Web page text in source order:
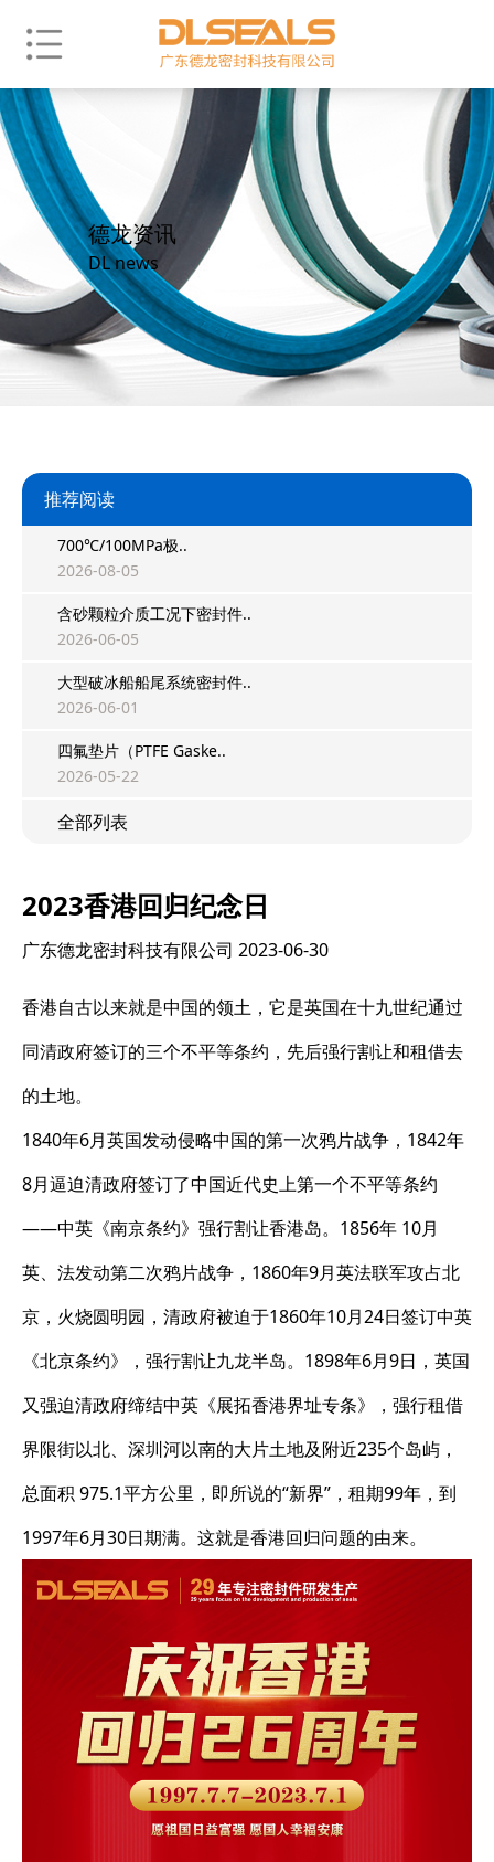
德龙资讯
DL news
推荐阅读
700℃/100MPa极..
2026-08-05
含砂颗粒介质工况下密封件..
2026-06-05
大型破冰船船尾系统密封件..
2026-06-01
四氟垫片（PTFE Gaske..
2026-05-22
全部列表
2023香港回归纪念日
广东德龙密封科技有限公司 2023-06-30
香港自古以来就是中国的领土，它是英国在十九世纪通过
同清政府签订的三个不平等条约，先后强行割让和租借去
的土地。
1840年6月英国发动侵略中国的第一次鸦片战争，1842年
8月逼迫清政府签订了中国近代史上第一个不平等条约
——中英《南京条约》强行割让香港岛。1856年 10月
英、法发动第二次鸦片战争，1860年9月英法联军攻占北
京，火烧圆明园，清政府被迫于1860年10月24日签订中英
《北京条约》，强行割让九龙半岛。1898年6月9日，英国
又强迫清政府缔结中英《展拓香港界址专条》，强行租借
界限街以北、深圳河以南的大片土地及附近235个岛屿，
总面积 975.1平方公里，即所说的“新界”，租期99年，到
1997年6月30日期满。这就是香港回归问题的由来。